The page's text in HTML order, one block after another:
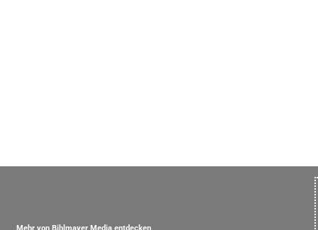
Mehr von Bihlmayer Media entdecken